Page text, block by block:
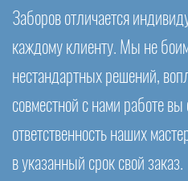
Заборов отличается
каждому клиенту. Мы не
нестандартных решений,
совместной с нами работе вы
ответственность наших
в указанный срок свой заказ.